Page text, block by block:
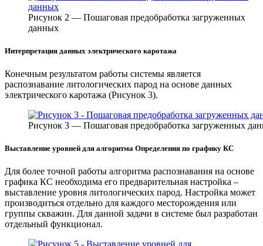
Рисунок 2 — Пошаговая предобработка загруженных
данных
Интерпретация данных электрического каротажа
Конечным результатом работы системы является
распознавание литологических парод на основе данных
электрического каротажа (Рисунок 3).
Рисунок 3 — Пошаговая предобработка загруженных
Выставление уровней для алгоритма Определения по графику КС
Для более точной работы алгоритма распознавания на основе
графика КС необходима его предварительная настройка –
выставление уровня литологических парод. Настройка может
производиться отдельно для каждого месторождения или
группы скважин. Для данной задачи в системе был разработан
отдельный функционал.